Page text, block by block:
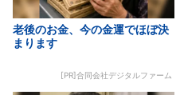
老後のお金、今の金運でほぼ決
まります
[PR]合同会社デジタルファーム